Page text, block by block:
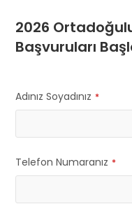
2026
Başvuruları
Adınız Soyadınız *
Telefon Numaranız *